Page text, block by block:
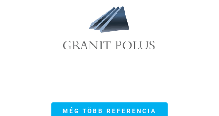
MÉG TÖBB REFERENCIA